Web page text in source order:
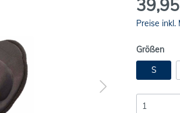
Preise inkl.
Größen
S